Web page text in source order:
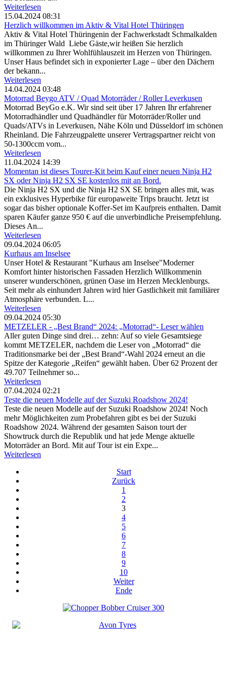
Weiterlesen
15.04.2024 08:31
Herzlich willkommen im Aktiv & Vital Hotel Thüringen
Aktiv & Vital Hotel Thüringenin der Fachwerkstadt Schmalkalden
im Thüringer Wald Liebe Gäste,wir heißen Sie herzlich
willkommen zu Ihrer Wohlfühlauszeit im Herzen von Thüringen.
Unser Haus befindet sich in exponierter Lage – über den Dächern
der bekann...
Weiterlesen
14.04.2024 03:48
Motorrad Beygo ATV / Quad Motorräder / Roller Leverkusen
Motorrad BeyGo e.K. Wir sind seit über 17 Jahren Ihr erfahrener
Motorradhändler und Quadhändler für Motorräder/Roller und
Quads/ATVs in Leverkusen, Nähe Köln und Düsseldorf im schönen
Rheinland. Die Fahrzeugpalette unserer Vertragspartner reicht von
50-1300ccm vom...
Weiterlesen
11.04.2024 14:39
Momentan ist dieses Tourer-Kit beim Kauf einer neuen Ninja H2
SX oder Ninja H2 SX SE kostenlos mit an Bord.
Die Ninja H2 SX und die Ninja H2 SX SE bringen alles mit, was
ein exklusives Hyperbike für europaweite Trips braucht. Jetzt ist
sogar das bisher optionale Koffer-Set im Kaufpreis enthalten. Damit
sparen Käufer ganze 950 € auf die unverbindliche Preisempfehlung.
Dieses An...
Weiterlesen
09.04.2024 06:05
Kurhaus am Inselsee
Unser Hotel & Restaurant "Kurhaus am Inselsee"Moderner
Komfort hinter historischen Fassaden Herzlich Willkommenin
unserer wunderschönen, grünen Oase im Herzen Mecklenburgs.
Seit mehr als einhundert Jahren wird hier Gastlichkeit mit familiärer
Atmosphäre verbunden. L...
Weiterlesen
09.04.2024 05:30
METZELER - „Best Brand“ 2024: „Motorrad“- Leser wählen
Aller guten Dinge sind drei… zehn: Auf so viele Gesamtsiege
kommt METZELER, nachdem die Leser von „Motorrad“ die
Traditionsmarke bei der „Best Brand“-Wahl 2024 erneut an die
Spitze der Kategorie „Reifen“ gewählt haben. Über 62 Prozent der
49.707 Teilnehmer so...
Weiterlesen
07.04.2024 02:21
Teste die neuen Modelle auf der Suzuki Roadshow 2024!
Teste die neuen Modelle auf der Suzuki Roadshow 2024! Noch
mehr Möglichkeiten zum Probefahren gibt es bei der Suzuki
Roadshow 2024. Während der gesamten Saison tourt der
Showtruck durch die Republik und hat jede Menge aktuelle
Motorräder an Bord. Mit auf Tour ist ein Expe...
Weiterlesen
Start
Zurück
1
2
3
4
5
6
7
8
9
10
Weiter
Ende